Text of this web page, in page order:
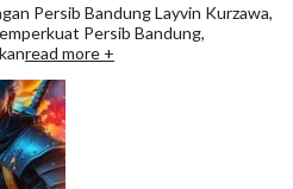
Persib Bandung Layvin Kurzawa,
Persib Bandung,
read more +